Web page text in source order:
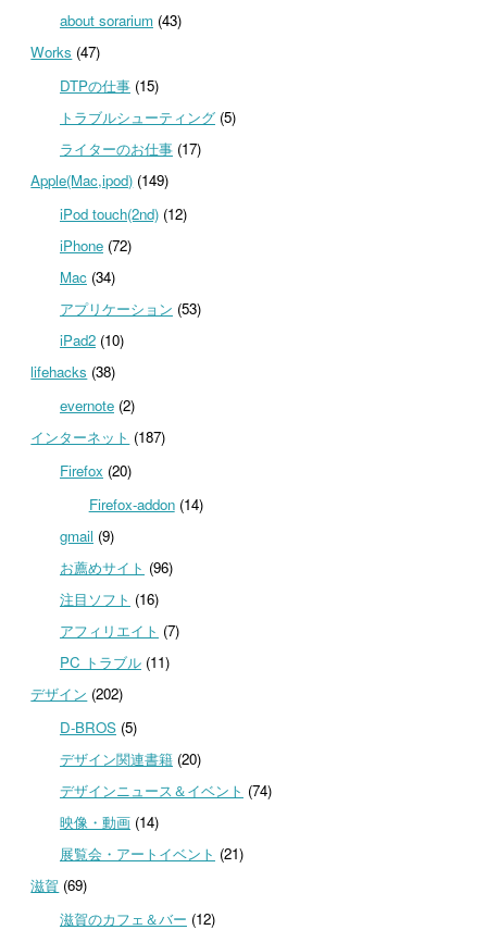
about sorarium(43)
Works (47)
DTPの仕事(15)
トラブルシューティング(5)
ライターのお仕事(17)
Apple(Mac,ipod) (149)
iPod touch(2nd)(12)
iPhone(72)
Mac(34)
アプリケーション (53)
iPad2(10)
lifehacks (38)
evernote(2)
インターネット (187)
Firefox (20)
Firefox-addon(14)
gmail (9)
お薦めサイト (96)
注目ソフト (16)
アフィリエイト (7)
PC トラブル(11)
デザイン (202)
D-BROS(5)
デザイン関連書籍(20)
デザインニュース＆イベント (74)
映像・動画(14)
展覧会・アートイベント (21)
滋賀 (69)
滋賀のカフェ＆バー (12)